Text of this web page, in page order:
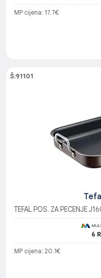
MP cijena: 17.7€
Š:91101
TEFAL POS. ZA PECENJE
6
MP cijena: 20.1€